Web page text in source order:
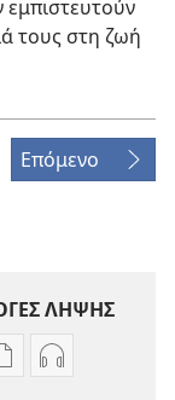
τους στη ζωή
Επόμενο
ΛΗΨΗΣ
ΕπιλογέςΕπιλογές